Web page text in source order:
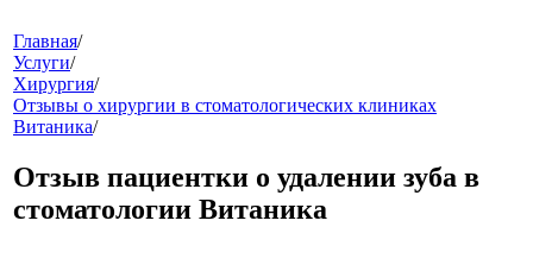
меню
Главная/
Услуги/
Хирургия/
Отзывы о хирургии в стоматологических клиниках
Витаника/
Отзыв пациентки о удалении зуба в
стоматологии Витаника